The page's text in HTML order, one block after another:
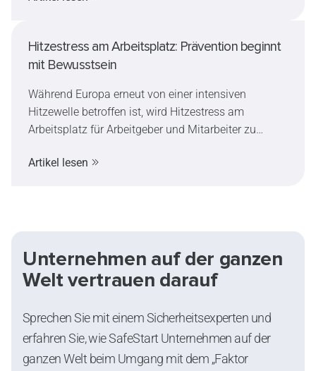
Hitzestress am Arbeitsplatz: Prävention beginnt
mit Bewusstsein
Während Europa erneut von einer intensiven
Hitzewelle betroffen ist, wird Hitzestress am
Arbeitsplatz für Arbeitgeber und Mitarbeiter zu
erklärt die Symptome und Auswirkungen von
Artikel lesen
Unternehmen auf der ganzen
Welt vertrauen darauf
Sprechen Sie mit einem Sicherheitsexperten und
erfahren Sie, wie SafeStart Unternehmen auf der
ganzen Welt beim Umgang mit dem „Faktor